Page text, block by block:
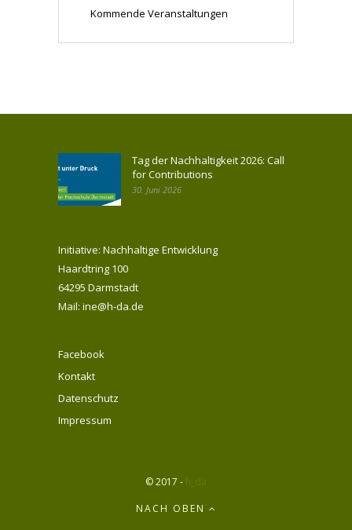
Kommende Veranstaltungen
Tag der Nachhaltigkeit 2026: Call
for Contributions
30. Juni 2026
Initiative: Nachhaltige Entwicklung
Haardtring 100
64295 Darmstadt
Mail: ine@h-da.de
Facebook
Kontakt
Datenschutz
Impressum
© 2017 -
NACH OBEN